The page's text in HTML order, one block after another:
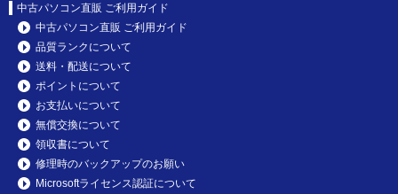
中古パソコン直販 ご利用ガイド
中古パソコン直販 ご利用ガイド
品質ランクについて
送料・配送について
ポイントについて
お支払いについて
無償交換について
領収書について
修理時のバックアップのお願い
Microsoftライセンス認証について